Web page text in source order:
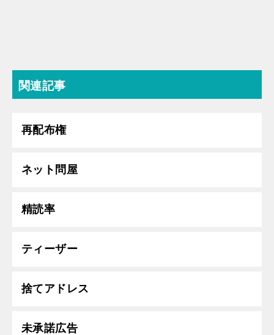
関連記事
再配布権
ネット問屋
精読率
ティーザー
捨てアドレス
未承諾広告